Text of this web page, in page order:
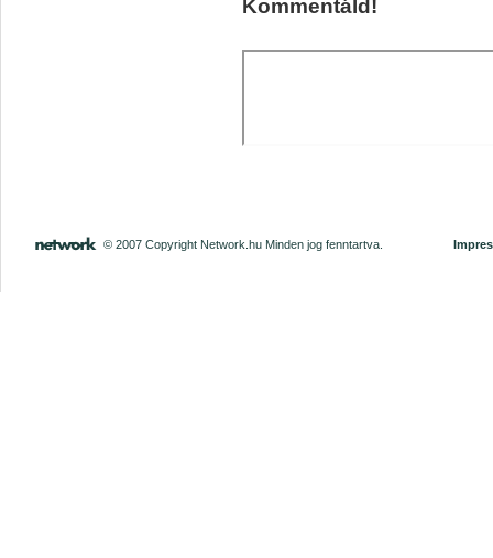
Kommentáld!
© 2007 Copyright Network.hu Minden jog fenntartva.